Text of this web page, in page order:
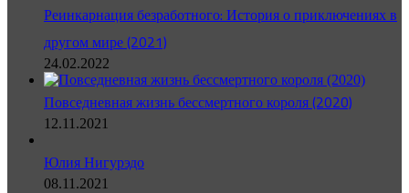
Реинкарнация безработного: История о приключениях в
другом мире (2021)
24.02.2022
Повседневная жизнь бессмертного короля (2020)
12.11.2021
Юлия Нигурэдо
08.11.2021